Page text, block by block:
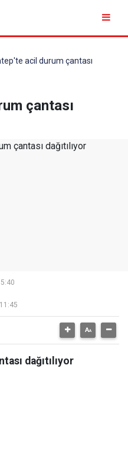
acil durum çantası
çantası
dağıtılıyor